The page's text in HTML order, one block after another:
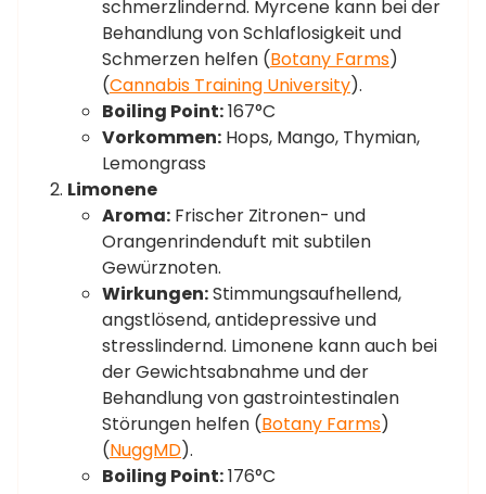
schmerzlindernd. Myrcene kann bei der
Behandlung von Schlaflosigkeit und
Schmerzen helfen​ (Botany Farms)​​
(Cannabis Training University)​.
Boiling Point:167°C
Vorkommen: Hops, Mango, Thymian,
Lemongrass
Limonene
Aroma: Frischer Zitronen- und
Orangenrindenduft mit subtilen
Gewürznoten.
Wirkungen:Stimmungsaufhellend,
angstlösend, antidepressive und
stresslindernd. Limonene kann auch bei
der Gewichtsabnahme und der
Behandlung von gastrointestinalen
Störungen helfen​ (Botany Farms)​​
(NuggMD)​.
Boiling Point:176°C